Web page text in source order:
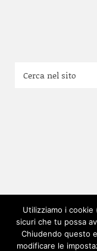
Utilizziamo i
sicuri che tu possa
Chiudendo questo
modificare le